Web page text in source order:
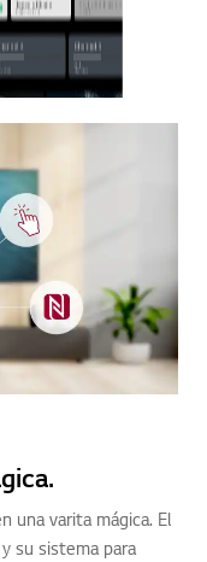
una varita mágica. El
su sistema para